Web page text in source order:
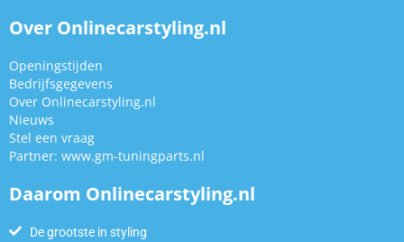
Over Onlinecarstyling.nl
Openingstijden
Bedrijfsgegevens
Over Onlinecarstyling.nl
Nieuws
Stel een vraag
Partner: www.gm-tuningparts.nl
Daarom Onlinecarstyling.nl
De grootste in styling